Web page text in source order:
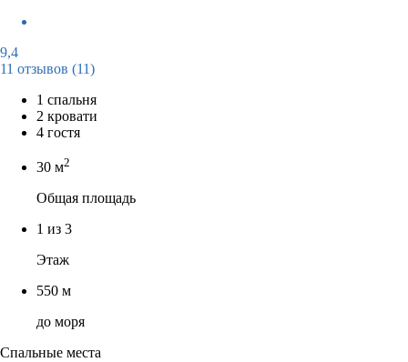
9,4
11 отзывов (11)
1 спальня
2 кровати
4 гостя
30 м2
Общая площадь
1 из 3
Этаж
550 м
до моря
Спальные места